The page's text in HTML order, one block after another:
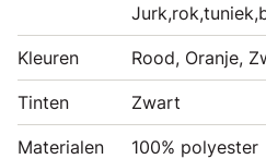
Kleuren Rood, Oranje,
Tinten Zwart
Materialen 100% polyester